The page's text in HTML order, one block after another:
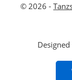
© 2026 -